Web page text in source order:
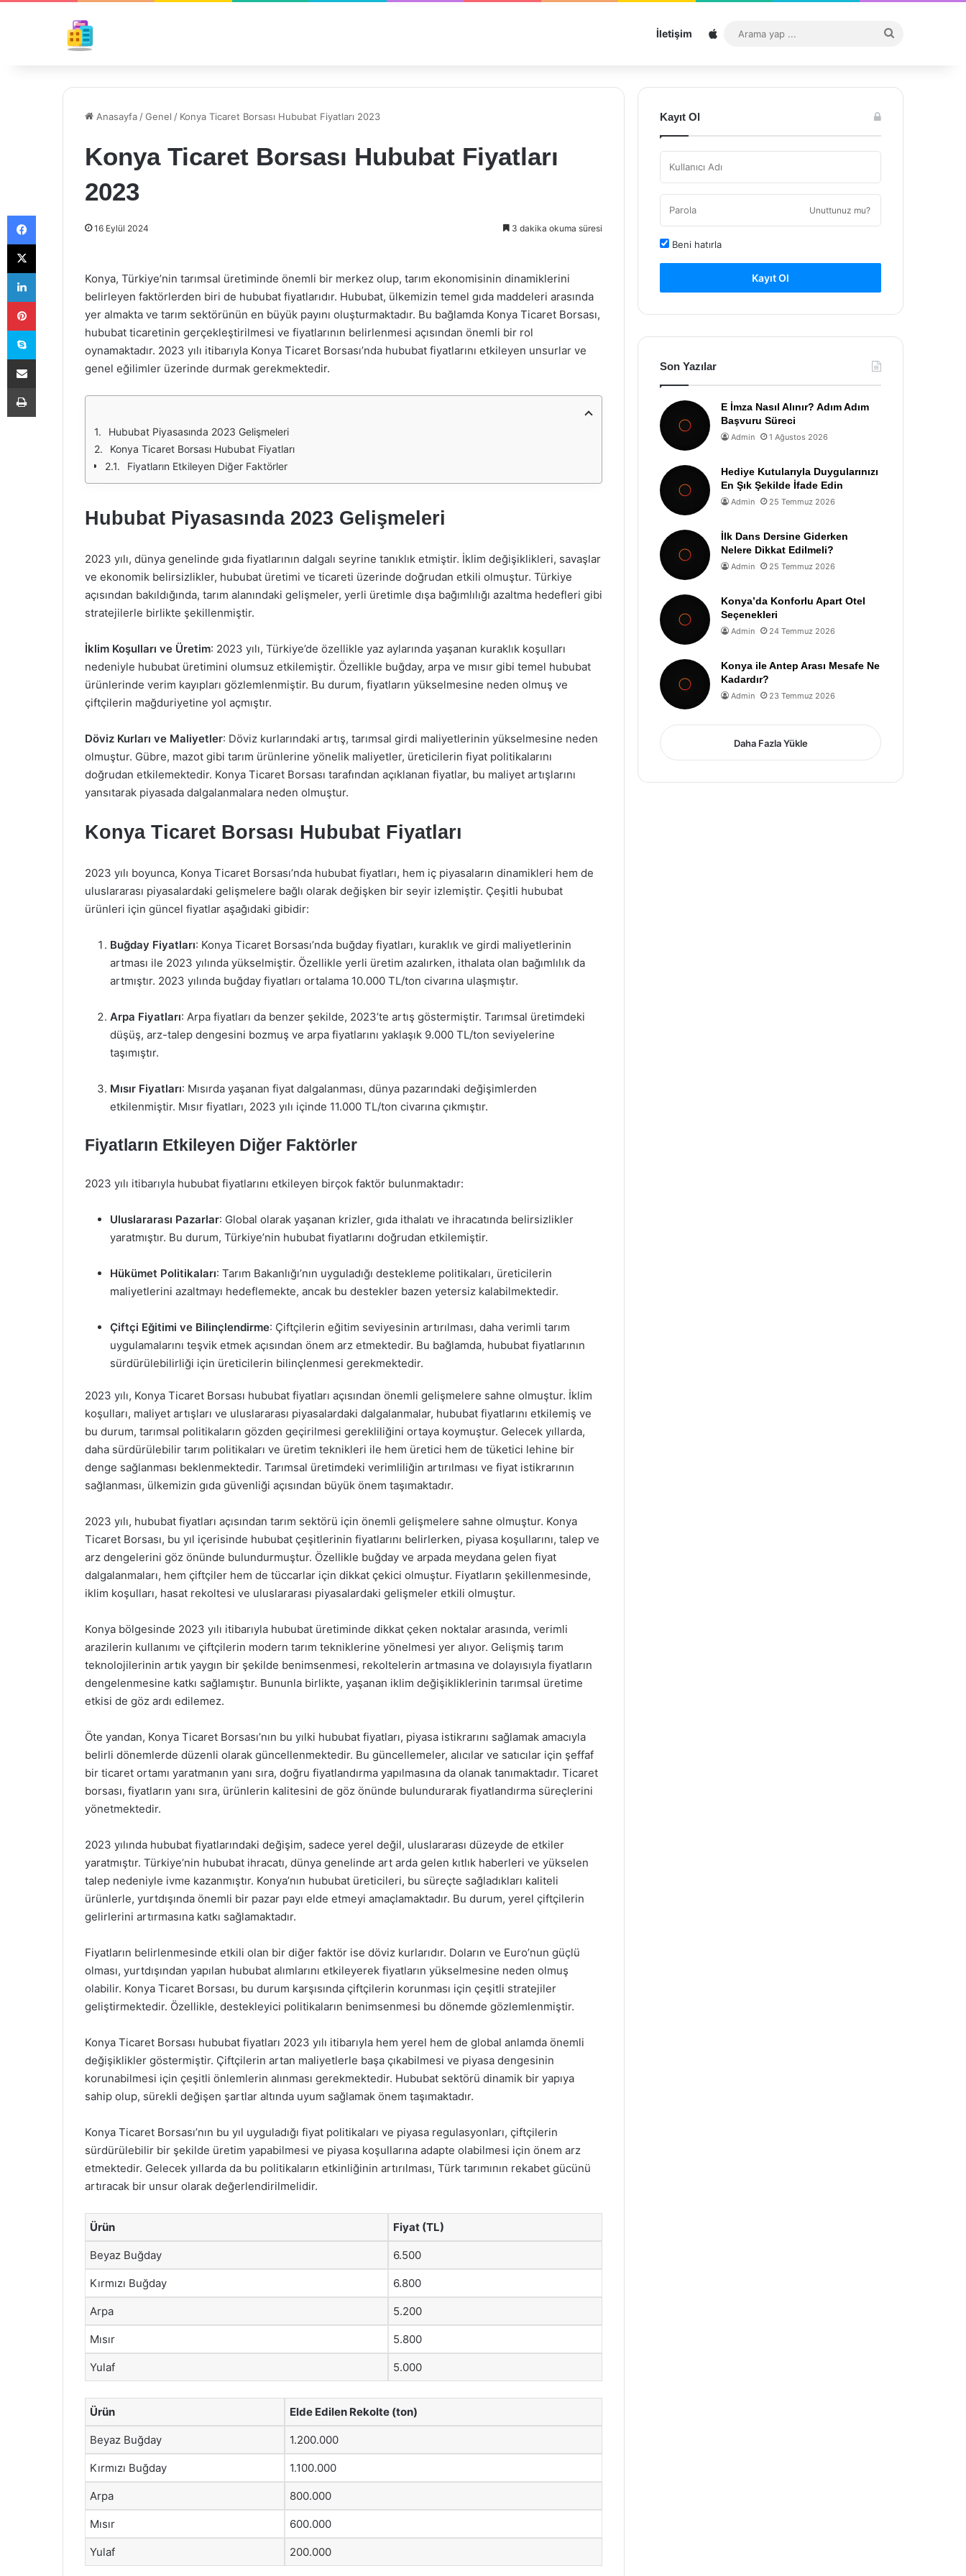
İletişim Sitemap
...
Anasayfa /Genel / Konya Ticaret Borsası Hububat Fiyatları 2023
Konya Ticaret Borsası Hububat Fiyatları
2023
16 Eylül 2024 3 dakika okuma süresi
Konya, Türkiye’nin tarımsal üretiminde önemli bir merkez olup, tarım ekonomisinin dinamiklerini
belirleyen faktörlerden biri de hububat fiyatlarıdır. Hububat, ülkemizin temel gıda maddeleri arasında
yer almakta ve tarım sektörünün en büyük payını oluşturmaktadır. Bu bağlamda Konya Ticaret Borsası,
hububat ticaretinin gerçekleştirilmesi ve fiyatlarının belirlenmesi açısından önemli bir rol
oynamaktadır. 2023 yılı itibarıyla Konya Ticaret Borsası’nda hububat fiyatlarını etkileyen unsurlar ve
genel eğilimler üzerinde durmak gerekmektedir.
Hububat Piyasasında 2023 Gelişmeleri
Konya Ticaret Borsası Hububat Fiyatları
Fiyatların Etkileyen Diğer Faktörler
Hububat Piyasasında 2023 Gelişmeleri
2023 yılı, dünya genelinde gıda fiyatlarının dalgalı seyrine tanıklık etmiştir. İklim değişiklikleri, savaşlar
ve ekonomik belirsizlikler, hububat üretimi ve ticareti üzerinde doğrudan etkili olmuştur. Türkiye
açısından bakıldığında, tarım alanındaki gelişmeler, yerli üretimle dışa bağımlılığı azaltma hedefleri gibi
stratejilerle birlikte şekillenmiştir.
İklim Koşulları ve Üretim: 2023 yılı, Türkiye’de özellikle yaz aylarında yaşanan kuraklık koşulları
nedeniyle hububat üretimini olumsuz etkilemiştir. Özellikle buğday, arpa ve mısır gibi temel hububat
ürünlerinde verim kayıpları gözlemlenmiştir. Bu durum, fiyatların yükselmesine neden olmuş ve
çiftçilerin mağduriyetine yol açmıştır.
Döviz Kurları ve Maliyetler: Döviz kurlarındaki artış, tarımsal girdi maliyetlerinin yükselmesine neden
olmuştur. Gübre, mazot gibi tarım ürünlerine yönelik maliyetler, üreticilerin fiyat politikalarını
doğrudan etkilemektedir. Konya Ticaret Borsası tarafından açıklanan fiyatlar, bu maliyet artışlarını
yansıtarak piyasada dalgalanmalara neden olmuştur.
Konya Ticaret Borsası Hububat Fiyatları
2023 yılı boyunca, Konya Ticaret Borsası’nda hububat fiyatları, hem iç piyasaların dinamikleri hem de
uluslararası piyasalardaki gelişmelere bağlı olarak değişken bir seyir izlemiştir. Çeşitli hububat
ürünleri için güncel fiyatlar aşağıdaki gibidir:
Buğday Fiyatları: Konya Ticaret Borsası’nda buğday fiyatları, kuraklık ve girdi maliyetlerinin
artması ile 2023 yılında yükselmiştir. Özellikle yerli üretim azalırken, ithalata olan bağımlılık da
artmıştır. 2023 yılında buğday fiyatları ortalama 10.000 TL/ton civarına ulaşmıştır.
Arpa Fiyatları: Arpa fiyatları da benzer şekilde, 2023’te artış göstermiştir. Tarımsal üretimdeki
düşüş, arz-talep dengesini bozmuş ve arpa fiyatlarını yaklaşık 9.000 TL/ton seviyelerine
taşımıştır.
Mısır Fiyatları: Mısırda yaşanan fiyat dalgalanması, dünya pazarındaki değişimlerden
etkilenmiştir. Mısır fiyatları, 2023 yılı içinde 11.000 TL/ton civarına çıkmıştır.
Fiyatların Etkileyen Diğer Faktörler
2023 yılı itibarıyla hububat fiyatlarını etkileyen birçok faktör bulunmaktadır:
Uluslararası Pazarlar: Global olarak yaşanan krizler, gıda ithalatı ve ihracatında belirsizlikler
yaratmıştır. Bu durum, Türkiye’nin hububat fiyatlarını doğrudan etkilemiştir.
Hükümet Politikaları: Tarım Bakanlığı’nın uyguladığı destekleme politikaları, üreticilerin
maliyetlerini azaltmayı hedeflemekte, ancak bu destekler bazen yetersiz kalabilmektedir.
Çiftçi Eğitimi ve Bilinçlendirme: Çiftçilerin eğitim seviyesinin artırılması, daha verimli tarım
uygulamalarını teşvik etmek açısından önem arz etmektedir. Bu bağlamda, hububat fiyatlarının
sürdürülebilirliği için üreticilerin bilinçlenmesi gerekmektedir.
2023 yılı, Konya Ticaret Borsası hububat fiyatları açısından önemli gelişmelere sahne olmuştur. İklim
koşulları, maliyet artışları ve uluslararası piyasalardaki dalgalanmalar, hububat fiyatlarını etkilemiş ve
bu durum, tarımsal politikaların gözden geçirilmesi gerekliliğini ortaya koymuştur. Gelecek yıllarda,
daha sürdürülebilir tarım politikaları ve üretim teknikleri ile hem üretici hem de tüketici lehine bir
denge sağlanması beklenmektedir. Tarımsal üretimdeki verimliliğin artırılması ve fiyat istikrarının
sağlanması, ülkemizin gıda güvenliği açısından büyük önem taşımaktadır.
2023 yılı, hububat fiyatları açısından tarım sektörü için önemli gelişmelere sahne olmuştur. Konya
Ticaret Borsası, bu yıl içerisinde hububat çeşitlerinin fiyatlarını belirlerken, piyasa koşullarını, talep ve
arz dengelerini göz önünde bulundurmuştur. Özellikle buğday ve arpada meydana gelen fiyat
dalgalanmaları, hem çiftçiler hem de tüccarlar için dikkat çekici olmuştur. Fiyatların şekillenmesinde,
iklim koşulları, hasat rekoltesi ve uluslararası piyasalardaki gelişmeler etkili olmuştur.
Konya bölgesinde 2023 yılı itibarıyla hububat üretiminde dikkat çeken noktalar arasında, verimli
arazilerin kullanımı ve çiftçilerin modern tarım tekniklerine yönelmesi yer alıyor. Gelişmiş tarım
teknolojilerinin artık yaygın bir şekilde benimsenmesi, rekoltelerin artmasına ve dolayısıyla fiyatların
dengelenmesine katkı sağlamıştır. Bununla birlikte, yaşanan iklim değişikliklerinin tarımsal üretime
etkisi de göz ardı edilemez.
Öte yandan, Konya Ticaret Borsası’nın bu yılki hububat fiyatları, piyasa istikrarını sağlamak amacıyla
belirli dönemlerde düzenli olarak güncellenmektedir. Bu güncellemeler, alıcılar ve satıcılar için şeffaf
bir ticaret ortamı yaratmanın yanı sıra, doğru fiyatlandırma yapılmasına da olanak tanımaktadır. Ticaret
borsası, fiyatların yanı sıra, ürünlerin kalitesini de göz önünde bulundurarak fiyatlandırma süreçlerini
yönetmektedir.
2023 yılında hububat fiyatlarındaki değişim, sadece yerel değil, uluslararası düzeyde de etkiler
yaratmıştır. Türkiye’nin hububat ihracatı, dünya genelinde art arda gelen kıtlık haberleri ve yükselen
talep nedeniyle ivme kazanmıştır. Konya’nın hububat üreticileri, bu süreçte sağladıkları kaliteli
ürünlerle, yurtdışında önemli bir pazar payı elde etmeyi amaçlamaktadır. Bu durum, yerel çiftçilerin
gelirlerini artırmasına katkı sağlamaktadır.
Fiyatların belirlenmesinde etkili olan bir diğer faktör ise döviz kurlarıdır. Doların ve Euro’nun güçlü
olması, yurtdışından yapılan hububat alımlarını etkileyerek fiyatların yükselmesine neden olmuş
olabilir. Konya Ticaret Borsası, bu durum karşısında çiftçilerin korunması için çeşitli stratejiler
geliştirmektedir. Özellikle, destekleyici politikaların benimsenmesi bu dönemde gözlemlenmiştir.
Konya Ticaret Borsası hububat fiyatları 2023 yılı itibarıyla hem yerel hem de global anlamda önemli
değişiklikler göstermiştir. Çiftçilerin artan maliyetlerle başa çıkabilmesi ve piyasa dengesinin
korunabilmesi için çeşitli önlemlerin alınması gerekmektedir. Hububat sektörü dinamik bir yapıya
sahip olup, sürekli değişen şartlar altında uyum sağlamak önem taşımaktadır.
Konya Ticaret Borsası’nın bu yıl uyguladığı fiyat politikaları ve piyasa regulasyonları, çiftçilerin
sürdürülebilir bir şekilde üretim yapabilmesi ve piyasa koşullarına adapte olabilmesi için önem arz
etmektedir. Gelecek yıllarda da bu politikaların etkinliğinin artırılması, Türk tarımının rekabet gücünü
artıracak bir unsur olarak değerlendirilmelidir.
Ürün Fiyat (TL)
Beyaz Buğday 6.500
Kırmızı Buğday 6.800
Arpa 5.200
Mısır 5.800
Yulaf 5.000
Ürün Elde Edilen Rekolte (ton)
Beyaz Buğday 1.200.000
Kırmızı Buğday 1.100.000
Arpa 800.000
Mısır 600.000
Yulaf 200.000
Kayıt Ol
Unuttunuz mu?
Beni hatırla
Kayıt Ol
Son Yazılar
E İmza Nasıl Alınır? Adım Adım
Başvuru Süreci
Admin 1 Ağustos 2026
Hediye Kutularıyla Duygularınızı
En Şık Şekilde İfade Edin
Admin 25 Temmuz 2026
İlk Dans Dersine Giderken
Nelere Dikkat Edilmeli?
Admin 25 Temmuz 2026
Konya’da Konforlu Apart Otel
Seçenekleri
Admin 24 Temmuz 2026
Konya ile Antep Arası Mesafe Ne
Kadardır?
Admin 23 Temmuz 2026
Daha Fazla Yükle
Facebook
X
LinkedIn
Pinterest
Skype
E-Posta ile paylaş